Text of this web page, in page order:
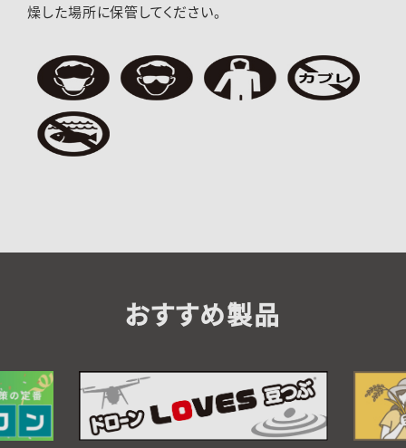
燥した場所に保管してください。
おすすめ製品